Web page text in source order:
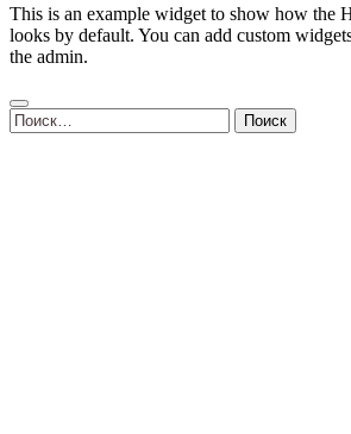
This is an example widget to show how the
looks by default. You can add custom
the admin.
Найти: